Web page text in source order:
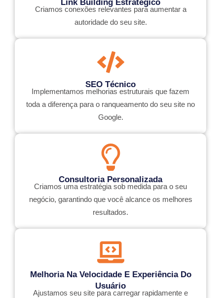
Link Building Estratégico
Criamos conexões relevantes para aumentar a
autoridade do seu site.
SEO Técnico
Implementamos melhorias estruturais que fazem
toda a diferença para o ranqueamento do seu site no
Google.
Consultoria Personalizada
Criamos uma estratégia sob medida para o seu
negócio, garantindo que você alcance os melhores
resultados.
Melhoria Na Velocidade E Experiência Do
Usuário
Ajustamos seu site para carregar rapidamente e